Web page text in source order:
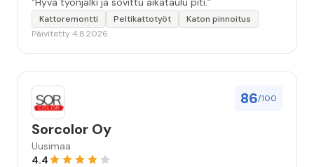
Kattoremontti Peltikattotyöt
Katon pinnoitus
Päivitetty 4.8.2026
86/100
Sorcolor Oy
Uusimaa
4.4